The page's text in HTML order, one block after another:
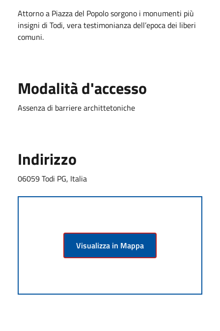
Attorno a Piazza del Popolo sorgono i monumenti più
insigni di Todi, vera testimonianza dell’epoca dei liberi
comuni.
Modalità d'accesso
Assenza di barriere archittetoniche
Indirizzo
06059 Todi PG, Italia
Visualizza in Mappa